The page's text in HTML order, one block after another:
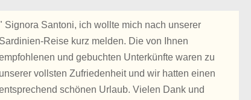
Signora Santoni, ich wollte mich nach unserer
Sardinien-Reise kurz melden. Die von Ihnen
und gebuchten Unterkünfte waren zu
unserer vollsten Zufriedenheit und wir hatten einen
schönen Urlaub. Vielen Dank und